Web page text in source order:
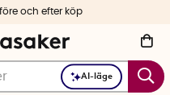
AI-läge
och efter köp